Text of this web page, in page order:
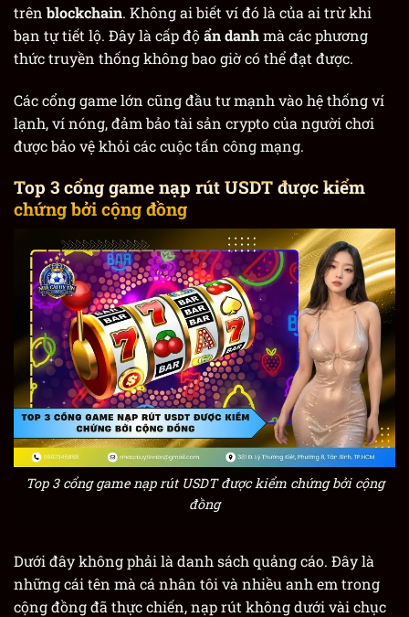
trênblockchain. Không ai biết ví đó là của ai trừ khi
bạn tự tiết lộ. Đây là cấp độẩn danhmà các phương
thức truyền thống không bao giờ có thể đạt được.
Các cổng game lớn cũng đầu tư mạnh vào hệ thống ví
lạnh, ví nóng, đảm bảo tài sản crypto của người chơi
được bảo vệ khỏi các cuộc tấn công mạng.
Top 3 cổng game nạp rút USDT được kiểm
chứng bởi cộng đồng
Top 3 cổng game nạp rút USDT được kiểm chứng bởi cộng
đồng
Dưới đây không phải là danh sách quảng cáo. Đây là
những cái tên mà cá nhân tôi và nhiều anh em trong
cộng đồng đã thực chiến, nạp rút không dưới vài chục